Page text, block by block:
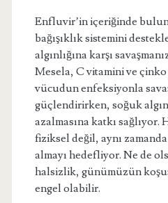
Enfluvir’in içeriğinde
bağışıklık sistemini
algınlığına karşı
Mesela, C vitamini ve
vücudun enfeksiyonla
güçlendirirken, soğuk
azalmasına katkı sağlıyor.
fiziksel değil, aynı
almayı hedefliyor. Ne de
halsizlik, günümüzün
engel olabilir.